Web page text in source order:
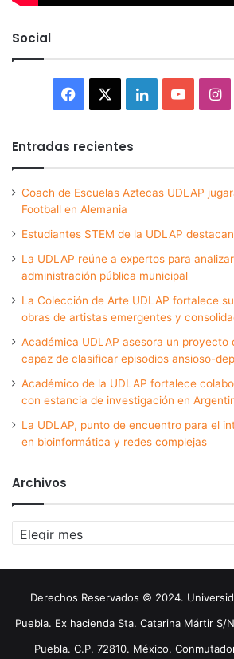
Social
Facebook LinkedInYouTube
Entradas recientes
Coach de Escuelas Aztecas UDLAP
Football en Alemania
Estudiantes STEM de la UDLAP
La UDLAP reúne a expertos para
administración pública municipal
La Colección de Arte UDLAP fortalece
obras de artistas emergentes y
Académica UDLAP asesora un proyecto
capaz de clasificar episodios ansioso-
Académico de la UDLAP fortalece
con estancia de investigación en
La UDLAP, punto de encuentro para el
en bioinformática y redes complejas
Archivos
Archivos
Derechos Reservados © 2024.
Puebla. Ex hacienda Sta. Catarina Mártir S/
Puebla. C.P. 72810. México.